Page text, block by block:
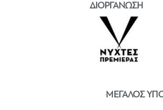
ΔΙΟΡΓΑΝΩΣΗ
ΜΕΓΑΛΟΣ